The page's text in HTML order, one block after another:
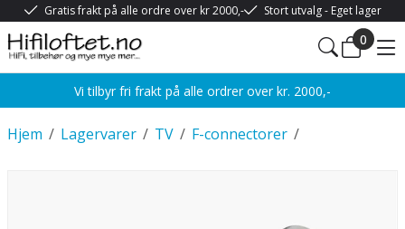
Gratis frakt på alle ordre over kr 2000,- Stort utvalg - Eget lager
0
Vi tilbyr fri frakt på alle ordrer over kr. 2000,-
/
Hjem /
Lagervarer /
TV /
F-connectorer